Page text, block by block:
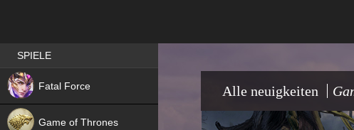
Alle neuigkeiten
Best RPG games in Germany
SPIELE
Fatal Force
Game of Thrones